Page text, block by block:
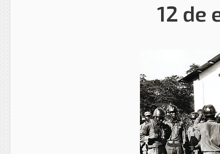
12 de